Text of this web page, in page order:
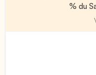
% du